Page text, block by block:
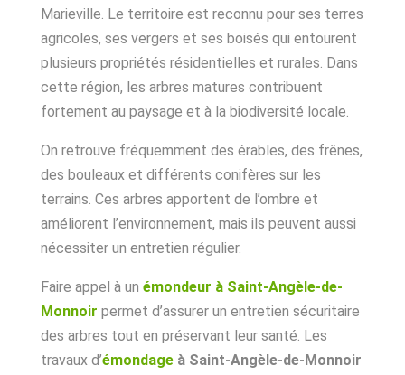
Marieville. Le territoire est reconnu pour ses terres
agricoles, ses vergers et ses boisés qui entourent
plusieurs propriétés résidentielles et rurales. Dans
cette région, les arbres matures contribuent
fortement au paysage et à la biodiversité locale.
On retrouve fréquemment des érables, des frênes,
des bouleaux et différents conifères sur les
terrains. Ces arbres apportent de l’ombre et
améliorent l’environnement, mais ils peuvent aussi
nécessiter un entretien régulier.
Faire appel à un émondeur à Saint-Angèle-de-
Monnoir permet d’assurer un entretien sécuritaire
des arbres tout en préservant leur santé. Les
travaux d’émondageà Saint-Angèle-de-Monnoir